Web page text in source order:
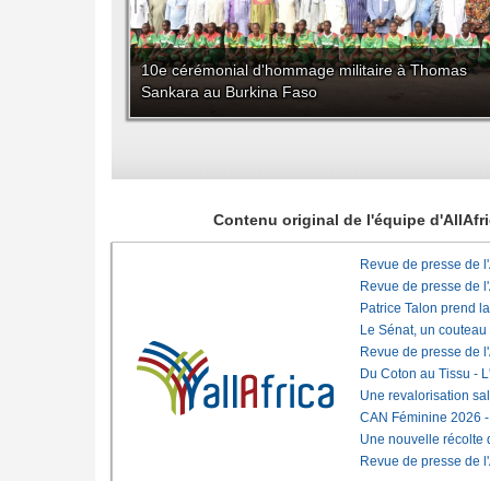
10e cérémonial d'hommage militaire à Thomas
Sankara au Burkina Faso
Contenu original de l'équipe
Revue de presse de
Revue de presse de
Patrice Talon prend
Le Sénat, un
Revue de presse de
Du Coton au Tissu -
Une revalorisation
CAN Féminine 2026
Une nouvelle récolte
Revue de presse de